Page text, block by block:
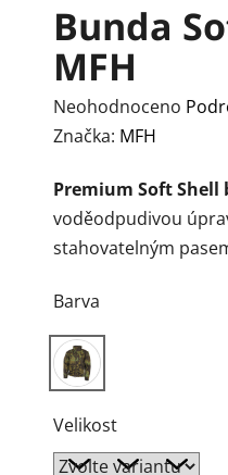
Bunda
MFH
Průměrné
hodnocení
je
0,0
z
hvězdiček.
Neohodnoceno
Značka: MFH
Premium Soft Shell
voděodpudivou
stahovatelným
Barva
Velikost